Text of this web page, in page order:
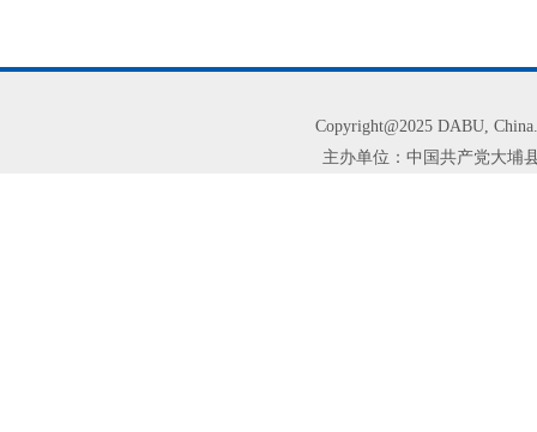
Copyright@2025 DABU,
主办单位：中国共产党大